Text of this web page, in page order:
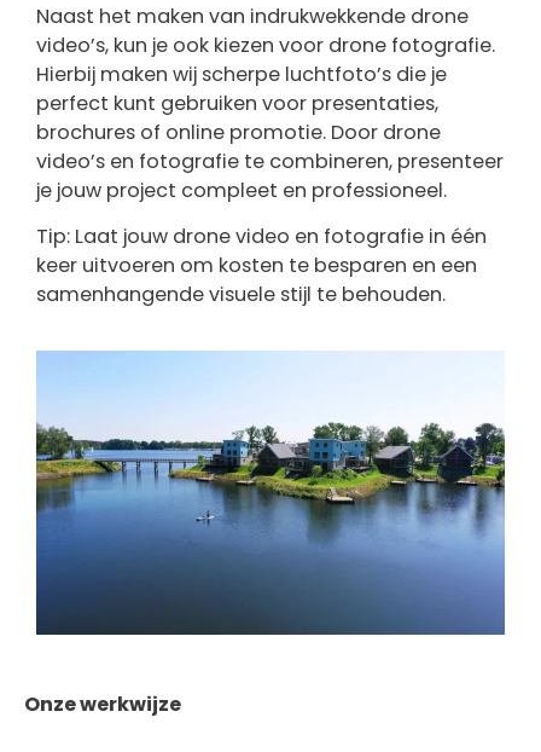
Naast het maken van indrukwekkende drone
video’s, kun je ook kiezen voor drone fotografie.
Hierbij maken wij scherpe luchtfoto’s die je
perfect kunt gebruiken voor presentaties,
brochures of online promotie. Door drone
video’s en fotografie te combineren, presenteer
je jouw project compleet en professioneel.
Tip: Laat jouw drone video en fotografie in één
keer uitvoeren om kosten te besparen en een
samenhangende visuele stijl te behouden.
Onze werkwijze